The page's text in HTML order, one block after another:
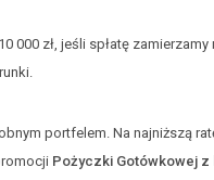
000 zł, jeśli spłatę
portfelem. Na najniższą
Pożyczki Gotówkowej z